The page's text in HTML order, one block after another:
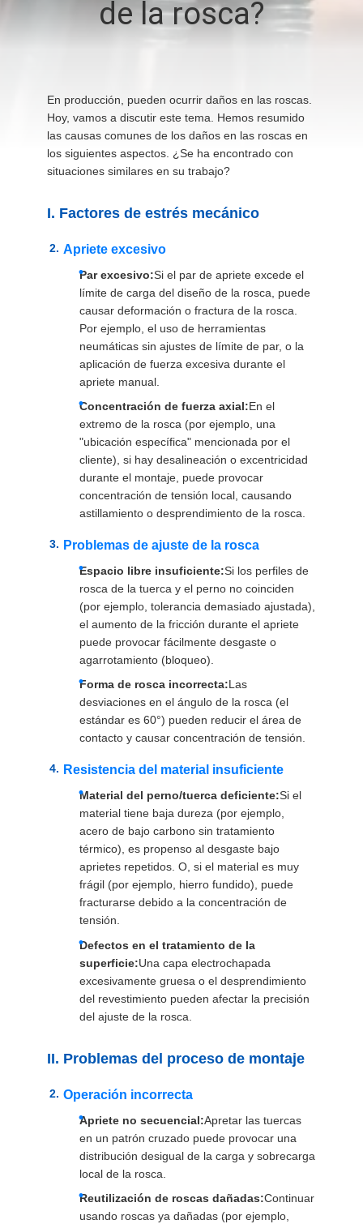
LA
FÁBRICA
CONTROL
CALIDAD
CONTACTO
NOTICIAS
SITIO
POLÍTICA
PRIVACIDAD
de la rosca?
En producción, pueden ocurrir daños en las roscas.
Hoy, vamos a discutir este tema. Hemos resumido
las causas comunes de los daños en las roscas en
los siguientes aspectos. ¿Se ha encontrado con
situaciones similares en su trabajo?
I. Factores de estrés mecánico
Apriete excesivo
Par excesivo:Si el par de apriete excede el
límite de carga del diseño de la rosca, puede
causar deformación o fractura de la rosca.
Por ejemplo, el uso de herramientas
neumáticas sin ajustes de límite de par, o la
aplicación de fuerza excesiva durante el
apriete manual.
Concentración de fuerza axial:En el
extremo de la rosca (por ejemplo, una
"ubicación específica" mencionada por el
cliente), si hay desalineación o excentricidad
durante el montaje, puede provocar
concentración de tensión local, causando
astillamiento o desprendimiento de la rosca.
Problemas de ajuste de la rosca
Espacio libre insuficiente:Si los perfiles de
rosca de la tuerca y el perno no coinciden
(por ejemplo, tolerancia demasiado ajustada),
el aumento de la fricción durante el apriete
puede provocar fácilmente desgaste o
agarrotamiento (bloqueo).
Forma de rosca incorrecta:Las
desviaciones en el ángulo de la rosca (el
estándar es 60°) pueden reducir el área de
contacto y causar concentración de tensión.
Resistencia del material insuficiente
Material del perno/tuerca deficiente:Si el
material tiene baja dureza (por ejemplo,
acero de bajo carbono sin tratamiento
térmico), es propenso al desgaste bajo
aprietes repetidos. O, si el material es muy
frágil (por ejemplo, hierro fundido), puede
fracturarse debido a la concentración de
tensión.
Defectos en el tratamiento de la
superficie:Una capa electrochapada
excesivamente gruesa o el desprendimiento
del revestimiento pueden afectar la precisión
del ajuste de la rosca.
II. Problemas del proceso de montaje
Operación incorrecta
Apriete no secuencial:Apretar las tuercas
en un patrón cruzado puede provocar una
distribución desigual de la carga y sobrecarga
local de la rosca.
Reutilización de roscas dañadas:Continuar
usando roscas ya dañadas (por ejemplo,